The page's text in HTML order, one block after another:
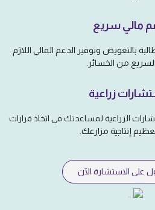
مالي سريع
بالتعويض وتوفير الدعم المالي اللازم
من الخسائر.
زراعية
الزراعية لمساعدتك في اتخاذ قرارات
إنتاجية مزارعك.
على الاستشارة الآن